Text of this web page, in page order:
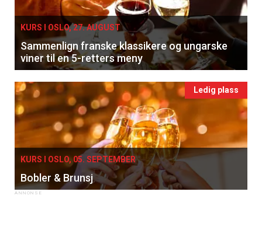
KURS I OSLO, 27. AUGUST
Sammenlign franske klassikere og ungarske
viner til en 5-retters meny
Ledig plass
KURS I OSLO, 05. SEPTEMBER
Bobler & Brunsj